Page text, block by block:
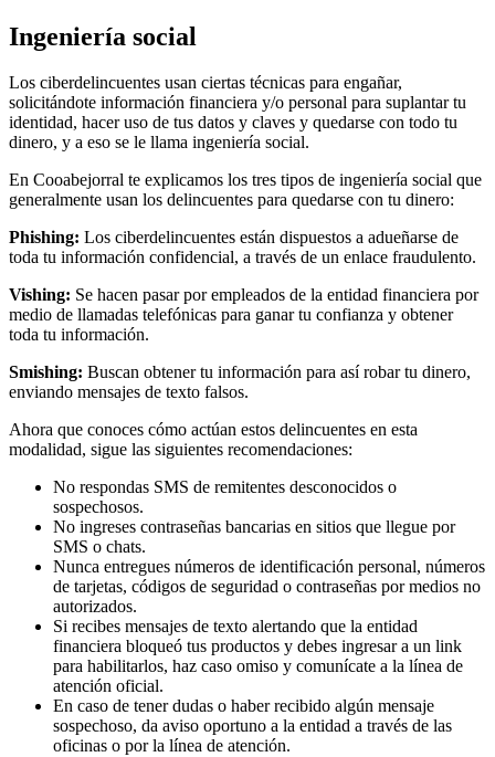
Ingeniería social
Los ciberdelincuentes usan ciertas técnicas para engañar,
solicitándote información financiera y/o personal para suplantar tu
identidad, hacer uso de tus datos y claves y quedarse con todo tu
dinero, y a eso se le llama ingeniería social.
En Cooabejorral te explicamos los tres tipos de ingeniería social que
generalmente usan los delincuentes para quedarse con tu dinero:
Phishing: Los ciberdelincuentes están dispuestos a adueñarse de
toda tu información confidencial, a través de un enlace fraudulento.
Vishing: Se hacen pasar por empleados de la entidad financiera por
medio de llamadas telefónicas para ganar tu confianza y obtener
toda tu información.
Smishing: Buscan obtener tu información para así robar tu dinero,
enviando mensajes de texto falsos.
Ahora que conoces cómo actúan estos delincuentes en esta
modalidad, sigue las siguientes recomendaciones:
No respondas SMS de remitentes desconocidos o
sospechosos.
No ingreses contraseñas bancarias en sitios que llegue por
SMS o chats.
Nunca entregues números de identificación personal, números
de tarjetas, códigos de seguridad o contraseñas por medios no
autorizados.
Si recibes mensajes de texto alertando que la entidad
financiera bloqueó tus productos y debes ingresar a un link
para habilitarlos, haz caso omiso y comunícate a la línea de
atención oficial.
En caso de tener dudas o haber recibido algún mensaje
sospechoso, da aviso oportuno a la entidad a través de las
oficinas o por la línea de atención.